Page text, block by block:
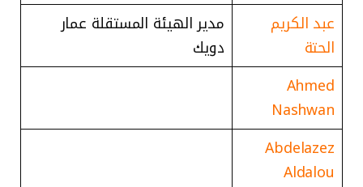
عبد الكريم
الحتة
مدير الهيئة المستقلة عمار
دويك
Ahmed
Nashwan
Abdelazez
Aldalou